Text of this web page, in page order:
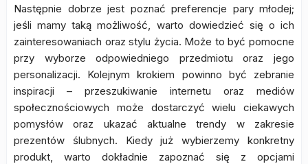
Następnie dobrze jest poznać preferencje pary młodej;
jeśli mamy taką możliwość, warto dowiedzieć się o ich
zainteresowaniach oraz stylu życia. Może to być pomocne
przy wyborze odpowiedniego przedmiotu oraz jego
personalizacji. Kolejnym krokiem powinno być zebranie
inspiracji – przeszukiwanie internetu oraz mediów
społecznościowych może dostarczyć wielu ciekawych
pomysłów oraz ukazać aktualne trendy w zakresie
prezentów ślubnych. Kiedy już wybierzemy konkretny
produkt, warto dokładnie zapoznać się z opcjami